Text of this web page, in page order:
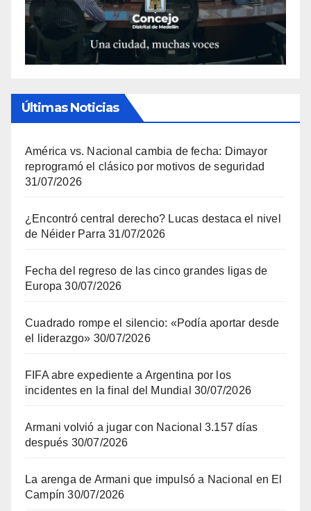
Últimas Noticias
América vs. Nacional cambia de fecha: Dimayor
reprogramó el clásico por motivos de seguridad
31/07/2026
¿Encontró central derecho? Lucas destaca el nivel
de Néider Parra 31/07/2026
Fecha del regreso de las cinco grandes ligas de
Europa 30/07/2026
Cuadrado rompe el silencio: «Podía aportar desde
el liderazgo» 30/07/2026
FIFA abre expediente a Argentina por los
incidentes en la final del Mundial 30/07/2026
Armani volvió a jugar con Nacional 3.157 días
después 30/07/2026
La arenga de Armani que impulsó a Nacional en El
Campín 30/07/2026